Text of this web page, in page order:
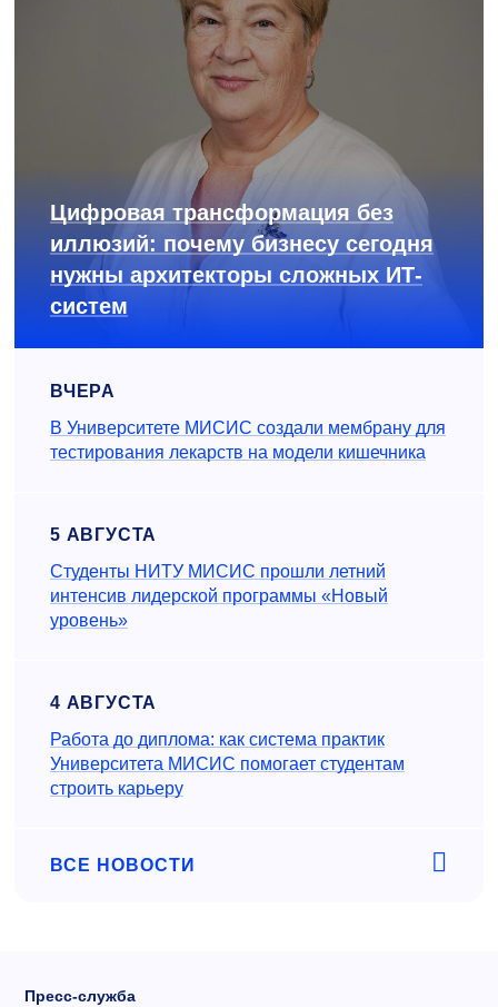
Цифровая трансформация без
иллюзий: почему бизнесу сегодня
нужны архитекторы сложных ИТ-
систем
ВЧЕРА
В Университете МИСИС создали мембрану для
тестирования лекарств на модели кишечника
5 АВГУСТА
Студенты НИТУ МИСИС прошли летний
интенсив лидерской программы «Новый
уровень»
4 АВГУСТА
Работа до диплома: как система практик
Университета МИСИС помогает студентам
строить карьеру
ВСЕ НОВОСТИ
Пресс-служба